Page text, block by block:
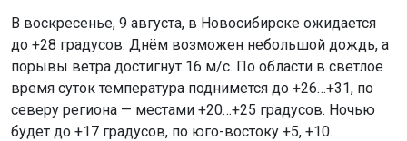
В воскресенье, 9 августа, в Новосибирске ожидается
до +28 градусов. Днём возможен небольшой дождь, а
порывы ветра достигнут 16 м/с. По области в светлое
время суток температура поднимется до +26…+31, по
северу региона — местами +20…+25 градусов. Ночью
будет до +17 градусов, по юго-востоку +5, +10.